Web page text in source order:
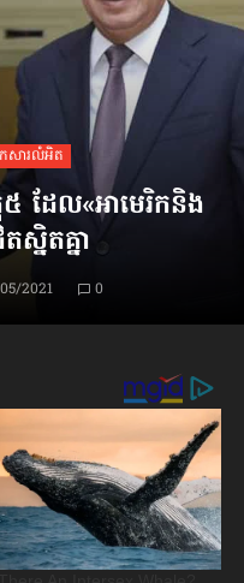
សារលំអិត
ដែល​«អាមេរិកនិង​
ស្និតគ្នា
2021 0